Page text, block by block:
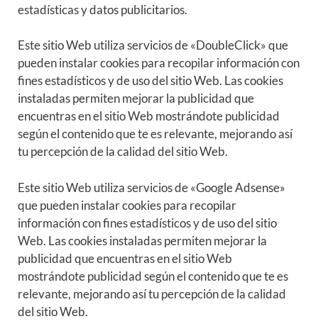
estadísticas y datos publicitarios.
Este sitio Web utiliza servicios de «DoubleClick» que
pueden instalar cookies para recopilar información con
fines estadísticos y de uso del sitio Web. Las cookies
instaladas permiten mejorar la publicidad que
encuentras en el sitio Web mostrándote publicidad
según el contenido que te es relevante, mejorando así
tu percepción de la calidad del sitio Web.
Este sitio Web utiliza servicios de «Google Adsense»
que pueden instalar cookies para recopilar
información con fines estadísticos y de uso del sitio
Web. Las cookies instaladas permiten mejorar la
publicidad que encuentras en el sitio Web
mostrándote publicidad según el contenido que te es
relevante, mejorando así tu percepción de la calidad
del sitio Web.